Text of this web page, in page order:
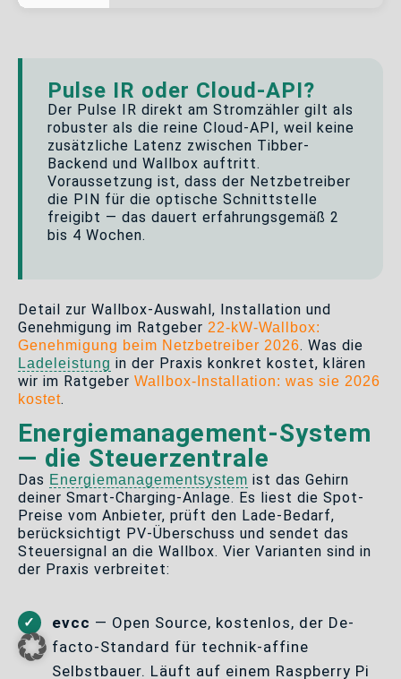
Pulse IR oder Cloud-API?
Der Pulse IR direkt am Stromzähler gilt als
robuster als die reine Cloud-API, weil keine
zusätzliche Latenz zwischen Tibber-
Backend und Wallbox auftritt.
Voraussetzung ist, dass der Netzbetreiber
die PIN für die optische Schnittstelle
freigibt — das dauert erfahrungsgemäß 2
bis 4 Wochen.
Detail zur Wallbox-Auswahl, Installation und
Genehmigung im Ratgeber 22-kW-Wallbox:
Genehmigung beim Netzbetreiber 2026. Was die
Ladeleistung in der Praxis konkret kostet, klären
wir im Ratgeber Wallbox-Installation: was sie 2026
kostet.
Energiemanagement-System
— die Steuerzentrale
Das Energiemanagementsystem ist das Gehirn
deiner Smart-Charging-Anlage. Es liest die Spot-
Preise vom Anbieter, prüft den Lade-Bedarf,
berücksichtigt PV-Überschuss und sendet das
Steuersignal an die Wallbox. Vier Varianten sind in
der Praxis verbreitet:
evcc — Open Source, kostenlos, der De-
facto-Standard für technik-affine
Selbstbauer. Läuft auf einem Raspberry Pi